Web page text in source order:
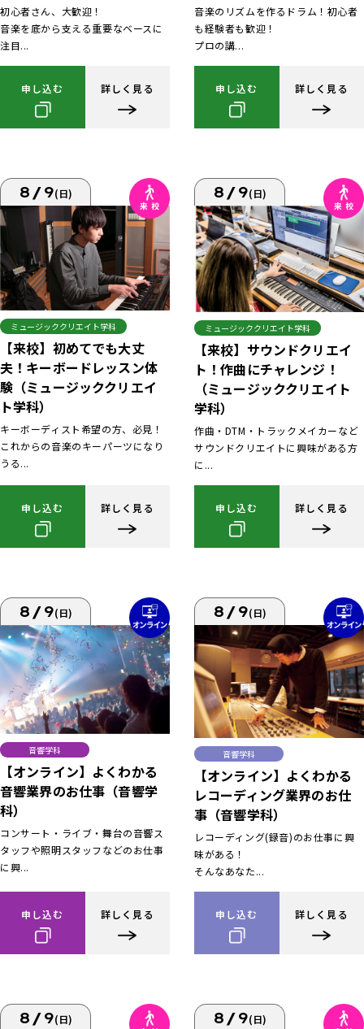
初心者さん、大歓迎！
音楽を底から支える重要なベースに
注目...
申し込む 詳しく見る
音楽のリズムを作るドラム！初心者
も経験者も歓迎！
プロの講...
申し込む 詳しく見る
8/9(日)
ミュージッククリエイト学科
【来校】初めてでも大丈
夫！キーボードレッスン体
験（ミュージッククリエイ
ト学科）
キーボーディスト希望の方、必見！
これからの音楽のキーパーツになり
うる...
申し込む 詳しく見る
8/9(日)
ミュージッククリエイト学科
【来校】サウンドクリエイ
ト！作曲にチャレンジ！
（ミュージッククリエイト
学科）
作曲・DTM・トラックメイカーなど
サウンドクリエイトに興味がある方
に...
申し込む 詳しく見る
8/9(日)
音響学科
【オンライン】よくわかる
音響業界のお仕事（音響学
科）
コンサート・ライブ・舞台の音響ス
タッフや照明スタッフなどのお仕事
に興...
申し込む 詳しく見る
8/9(日)
音響学科
【オンライン】よくわかる
レコーディング業界のお仕
事（音響学科）
レコーディング(録音)のお仕事に興
味がある！
そんなあなた...
申し込む 詳しく見る
8/9(日) 8/9(日)